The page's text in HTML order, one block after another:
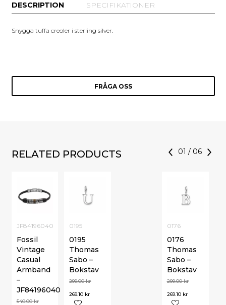
DESCRIPTION SPECIFIKATIONER
Snygga tuffa creoler i sterling silver.
FRÅGA OSS
RELATED PRODUCTS 01 / 06
JF84196040
Fossil
Vintage
Casual
Armband
–
JF84196040
540.00kr
0176
0176
Thomas
Sabo –
Bokstav
299.00kr
269.10 kr
0195
0195
Thomas
Sabo –
Bokstav
299.00kr
269.10 kr